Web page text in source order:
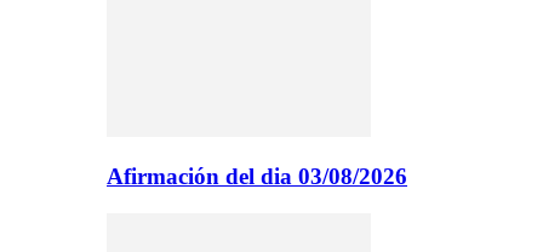
Afirmación del dia 03/08/2026